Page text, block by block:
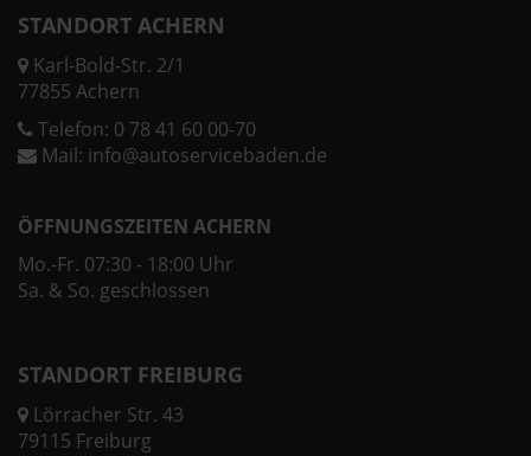
STANDORT ACHERN
Karl-Bold-Str. 2/1
77855 Achern
Telefon: 0 78 41 60 00-70
Mail: info@autoservicebaden.de
ÖFFNUNGSZEITEN ACHERN
Mo.-Fr. 07:30 - 18:00 Uhr
Sa. & So. geschlossen
STANDORT FREIBURG
Lörracher Str. 43
79115 Freiburg